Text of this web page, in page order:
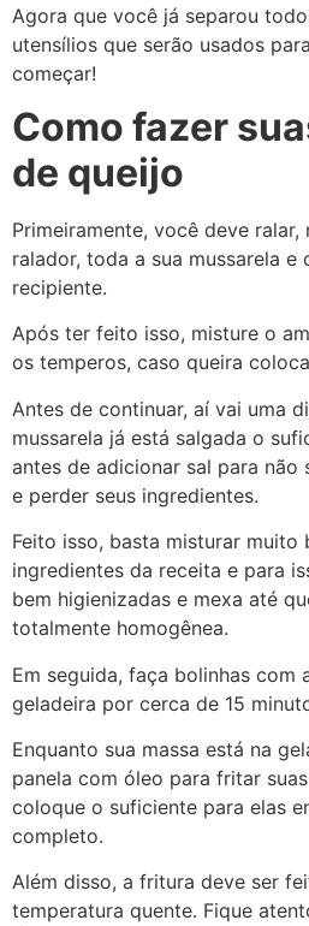
Agora que você já separou
utensílios que serão usados
começar!
Como fazer
de queijo
Primeiramente, você deve
ralador, toda a sua mussarela e
recipiente.
Após ter feito isso, misture o
os temperos, caso queira
Antes de continuar, aí vai uma
mussarela já está salgada o
antes de adicionar sal para não
e perder seus ingredientes.
Feito isso, basta misturar muito
ingredientes da receita e para
bem higienizadas e mexa até
totalmente homogênea.
Em seguida, faça bolinhas com
geladeira por cerca de 15
Enquanto sua massa está na
panela com óleo para fritar
coloque o suficiente para elas
completo.
Além disso, a fritura deve ser
temperatura quente. Fique